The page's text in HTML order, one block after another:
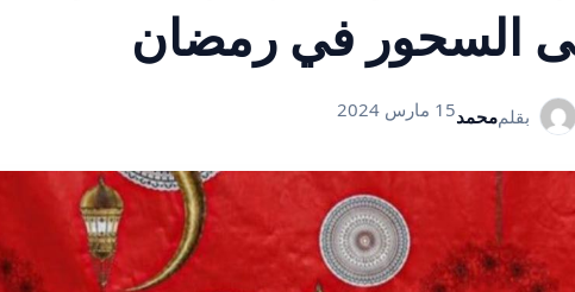
السحور في رمضان
بقلممحمد15 مارس 2024